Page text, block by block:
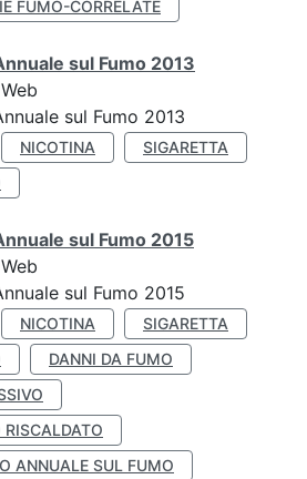
FUMO-CORRELATE
sul Fumo 2013
sul Fumo 2013
NICOTINA
SIGARETTA
sul Fumo 2015
sul Fumo 2015
NICOTINA
SIGARETTA
DANNI DA FUMO
ANNUALE SUL FUMO